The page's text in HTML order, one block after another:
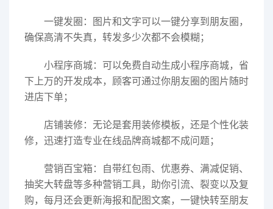
一键发圈：图片和文字可以一键分享到朋友圈，
确保高清不失真，转发多少次都不会模糊；
小程序商城：可以免费自动生成小程序商城，省
下上万的开发成本，顾客可通过你朋友圈的图片随时
进店下单；
店铺装修：无论是套用装修模板，还是个性化装
修，迅速打造专业在线品牌商城都不成问题；
营销百宝箱：自带红包雨、优惠券、满减促销、
抽奖大转盘等多种营销工具，助你引流、裂变以及复
购，每月还会更新海报和配图文案，一键快转至朋友